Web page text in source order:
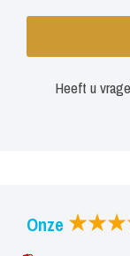
Heeft u
Onze